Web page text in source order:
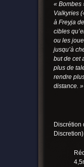
« Bombes
Valkyries
à Freyja
cibles
ou les
jusqu’à
but de cet
plus de
rendre
distance. »
Discrétion
Discretion)